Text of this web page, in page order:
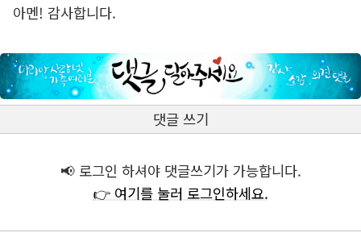
아멘! 감사합니다.
댓글 쓰기
📢 로그인 하셔야 댓글쓰기가 가능합니다.
👉 여기를 눌러 로그인하세요.